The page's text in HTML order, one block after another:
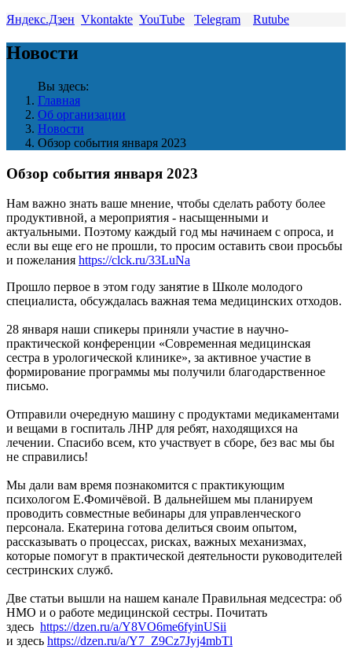
Яндекс.Дзен Vkontakte YouTube Telegram Rutube
Новости
Вы здесь:
Главная
Об организации
Новости
Обзор события января 2023
Обзор события января 2023
Нам важно знать ваше мнение, чтобы сделать работу более
продуктивной, а мероприятия - насыщенными и
актуальными. Поэтому каждый год мы начинаем с опроса, и
если вы еще его не прошли, то просим оставить свои просьбы
и пожелания https://clck.ru/33LuNa
Прошло первое в этом году занятие в Школе молодого
специалиста, обсуждалась важная тема медицинских отходов.
28 января наши спикеры приняли участие в научно-
практической конференции «Современная медицинская
сестра в урологической клинике», за активное участие в
формирование программы мы получили благодарственное
письмо.
Отправили очередную машину с продуктами медикаментами
и вещами в госпиталь ЛНР для ребят, находящихся на
лечении. Спасибо всем, кто участвует в сборе, без вас мы бы
не справились!
Мы дали вам время познакомится с практикующим
психологом Е.Фомичёвой. В дальнейшем мы планируем
проводить совместные вебинары для управленческого
персонала. Екатерина готова делиться своим опытом,
рассказывать о процессах, рисках, важных механизмах,
которые помогут в практической деятельности руководителей
сестринских служб.
Две статьи вышли на нашем канале Правильная медсестра: об
НМО и о работе медицинской сестры. Почитать
здесь https://dzen.ru/a/Y8VO6me6fyinUSii
и здесь https://dzen.ru/a/Y7_Z9Cz7Jyj4mbTl